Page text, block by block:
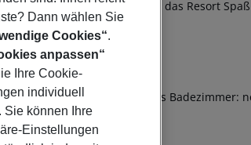
in Mai Khao gelegen, bietet das Resort
geeignet Barrierefreies Badezimmer:
nein Kabel-TV
Dann wählen Sie
Cookies“.
anpassen“
Ihre Cookie-
individuell
Sie können Ihre
Einstellungen